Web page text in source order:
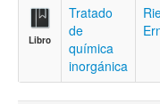
Contacto
Iniciar sesión
Libro
Tratado
de
química
inorgánica